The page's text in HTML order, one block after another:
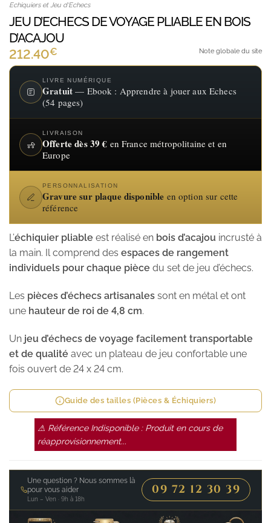
Echiquiers et Jeu d'Echecs
JEU D’ECHECS DE VOYAGE PLIABLE EN BOIS
D’ACAJOU
212.40€ Note globale du site
LIVRE NUMÉRIQUE
Gratuit — Ebook : Apprendre à jouer aux Echecs
(54 pages)
LIVRAISON
Offerte dès 39 € en France métropolitaine et en
Europe
PERSONNALISATION
Gravure sur plaque disponible en option sur cette
référence
L’échiquier pliable est réalisé en bois d’acajou incrusté à
la main. Il comprend des espaces de rangement
individuels pour chaque pièce du set de jeu d’échecs.
Les pièces d’échecs artisanales sont en métal et ont
une hauteur de roi de 4,8 cm.
Un jeu d’échecs de voyage facilement transportable
et de qualité avec un plateau de jeu confortable une
fois ouvert de 24 x 24 cm.
Guide des tailles (Pièces & Échiquiers)
⚠ Référence Indisponible : Produit en cours de
réapprovisionnement...
Une question ? Nous sommes là
pour vous aider
Lun – Ven · 9h à 18h
09 72 12 30 39